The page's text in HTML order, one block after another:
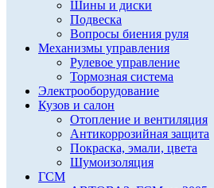
Шины и диски
Подвеска
Вопросы биения руля
Механизмы управления
Рулевое управление
Тормозная система
Электрооборудование
Кузов и салон
Отопление и вентиляция
Антикоррозийная защита
Покраска, эмали, цвета
Шумоизоляция
ГСМ